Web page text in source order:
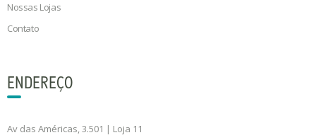
Nossas Lojas
Contato
ENDEREÇO
Av das Américas, 3.501 | Loja 11